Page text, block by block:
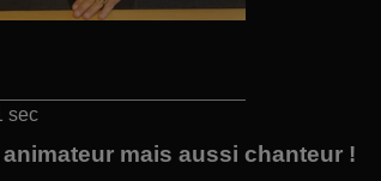
sec
mais aussi chanteur !